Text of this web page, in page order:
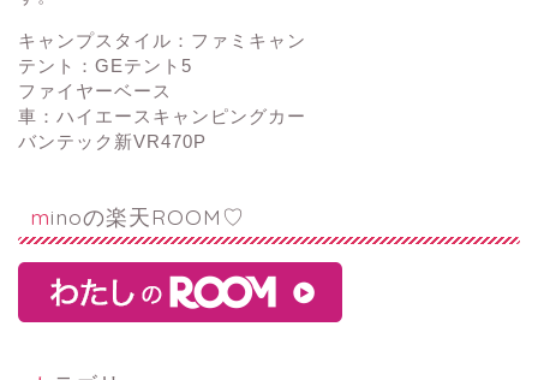
キャンプスタイル：ファミキャン
テント：GEテント5
ファイヤーベース
車：ハイエースキャンピングカー
バンテック新VR470P
minoの楽天ROOM♡